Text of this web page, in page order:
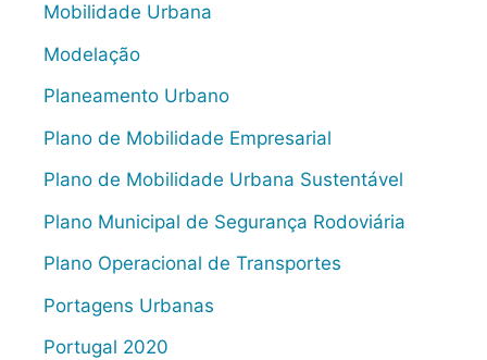
Mobilidade Urbana
Modelação
Planeamento Urbano
Plano de Mobilidade Empresarial
Plano de Mobilidade Urbana Sustentável
Plano Municipal de Segurança Rodoviária
Plano Operacional de Transportes
Portagens Urbanas
Portugal 2020